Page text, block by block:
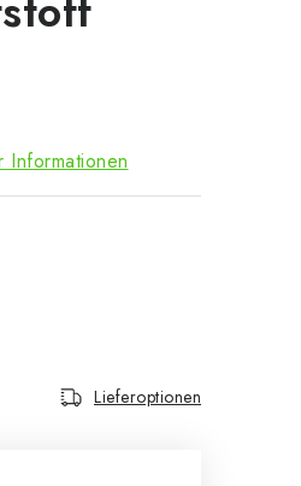
Informationen
Lieferoptionen